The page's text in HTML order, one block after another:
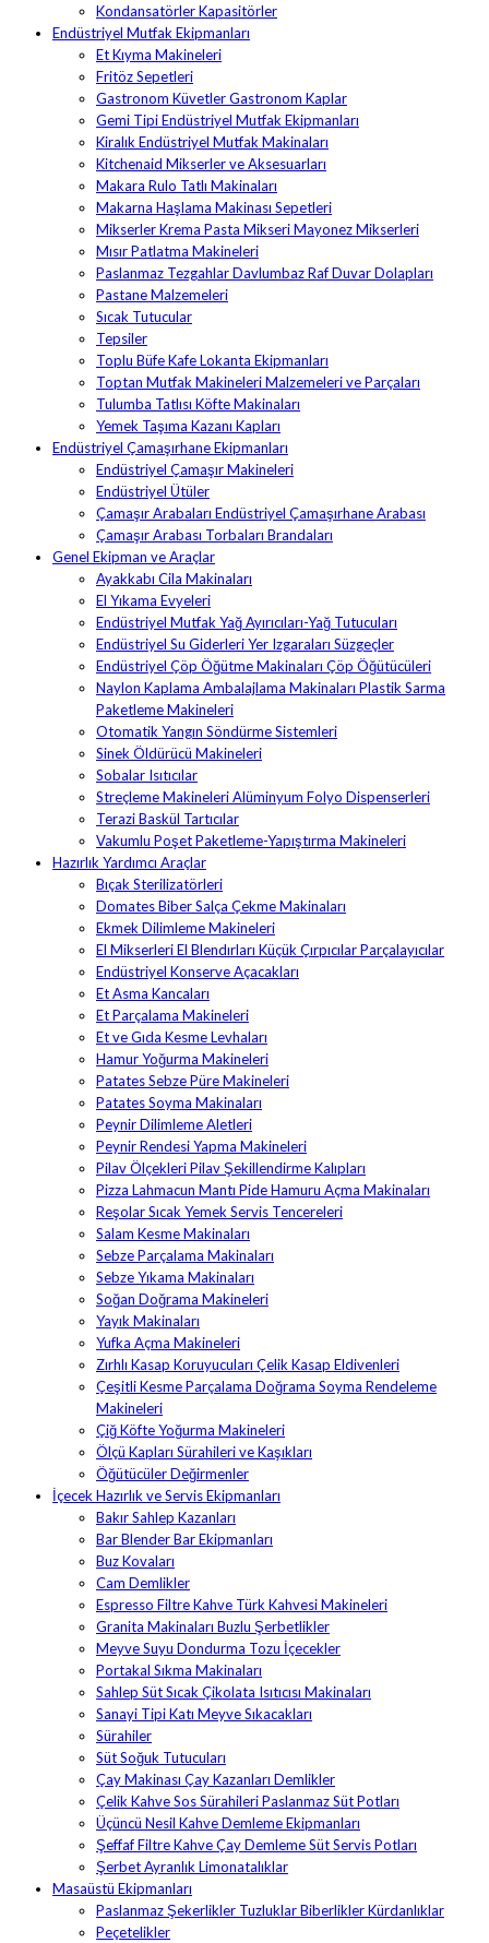
Kondansatörler Kapasitörler
Endüstriyel Mutfak Ekipmanları
Et Kıyma Makineleri
Fritöz Sepetleri
Gastronom Küvetler Gastronom Kaplar
Gemi Tipi Endüstriyel Mutfak Ekipmanları
Kiralık Endüstriyel Mutfak Makinaları
Kitchenaid Mikserler ve Aksesuarları
Makara Rulo Tatlı Makinaları
Makarna Haşlama Makinası Sepetleri
Mikserler Krema Pasta Mikseri Mayonez Mikserleri
Mısır Patlatma Makineleri
Paslanmaz Tezgahlar Davlumbaz Raf Duvar Dolapları
Pastane Malzemeleri
Sıcak Tutucular
Tepsiler
Toplu Büfe Kafe Lokanta Ekipmanları
Toptan Mutfak Makineleri Malzemeleri ve Parçaları
Tulumba Tatlısı Köfte Makinaları
Yemek Taşıma Kazanı Kapları
Endüstriyel Çamaşırhane Ekipmanları
Endüstriyel Çamaşır Makineleri
Endüstriyel Ütüler
Çamaşır Arabaları Endüstriyel Çamaşırhane Arabası
Çamaşır Arabası Torbaları Brandaları
Genel Ekipman ve Araçlar
Ayakkabı Cila Makinaları
El Yıkama Evyeleri
Endüstriyel Mutfak Yağ Ayırıcıları-Yağ Tutucuları
Endüstriyel Su Giderleri Yer Izgaraları Süzgeçler
Endüstriyel Çöp Öğütme Makinaları Çöp Öğütücüleri
Naylon Kaplama Ambalajlama Makinaları Plastik Sarma
Paketleme Makineleri
Otomatik Yangın Söndürme Sistemleri
Sinek Öldürücü Makineleri
Sobalar Isıtıcılar
Streçleme Makineleri Alüminyum Folyo Dispenserleri
Terazi Baskül Tartıcılar
Vakumlu Poşet Paketleme-Yapıştırma Makineleri
Hazırlık Yardımcı Araçlar
Bıçak Sterilizatörleri
Domates Biber Salça Çekme Makinaları
Ekmek Dilimleme Makineleri
El Mikserleri El Blendırları Küçük Çırpıcılar Parçalayıcılar
Endüstriyel Konserve Açacakları
Et Asma Kancaları
Et Parçalama Makineleri
Et ve Gıda Kesme Levhaları
Hamur Yoğurma Makineleri
Patates Sebze Püre Makineleri
Patates Soyma Makinaları
Peynir Dilimleme Aletleri
Peynir Rendesi Yapma Makineleri
Pilav Ölçekleri Pilav Şekillendirme Kalıpları
Pizza Lahmacun Mantı Pide Hamuru Açma Makinaları
Reşolar Sıcak Yemek Servis Tencereleri
Salam Kesme Makinaları
Sebze Parçalama Makinaları
Sebze Yıkama Makinaları
Soğan Doğrama Makineleri
Yayık Makinaları
Yufka Açma Makineleri
Zırhlı Kasap Koruyucuları Çelik Kasap Eldivenleri
Çeşitli Kesme Parçalama Doğrama Soyma Rendeleme
Makineleri
Çiğ Köfte Yoğurma Makineleri
Ölçü Kapları Sürahileri ve Kaşıkları
Öğütücüler Değirmenler
İçecek Hazırlık ve Servis Ekipmanları
Bakır Sahlep Kazanları
Bar Blender Bar Ekipmanları
Buz Kovaları
Cam Demlikler
Espresso Filtre Kahve Türk Kahvesi Makineleri
Granita Makinaları Buzlu Şerbetlikler
Meyve Suyu Dondurma Tozu İçecekler
Portakal Sıkma Makinaları
Sahlep Süt Sıcak Çikolata Isıtıcısı Makinaları
Sanayi Tipi Katı Meyve Sıkacakları
Sürahiler
Süt Soğuk Tutucuları
Çay Makinası Çay Kazanları Demlikler
Çelik Kahve Sos Sürahileri Paslanmaz Süt Potları
Üçüncü Nesil Kahve Demleme Ekipmanları
Şeffaf Filtre Kahve Çay Demleme Süt Servis Potları
Şerbet Ayranlık Limonatalıklar
Masaüstü Ekipmanları
Paslanmaz Şekerlikler Tuzluklar Biberlikler Kürdanlıklar
Peçetelikler